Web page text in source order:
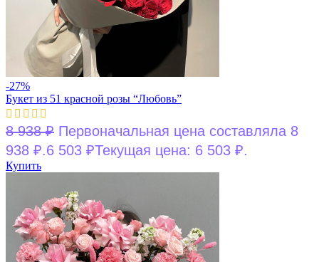
-27%
Букет из 51 красной розы “Любовь”
8 938₽ Первоначальная цена составляла 8
938 ₽.6 503 ₽Текущая цена: 6 503 ₽.
Купить